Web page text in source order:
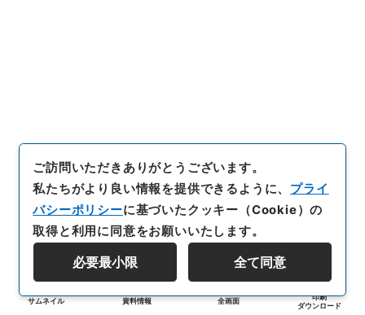
サムネイル 資料情報 全画面
印刷
ダウンロード
ご訪問いただきありがとうございます。
私たちがより良い情報を提供できるように、 プライ
バシーポリシーに基づいたクッキー（Cookie）の
取得と利用に同意をお願いいたします。
必要最小限 全て同意